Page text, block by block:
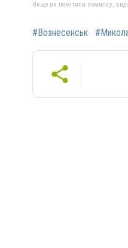
Якщо ви помітили помилку,
#Вознесенськ